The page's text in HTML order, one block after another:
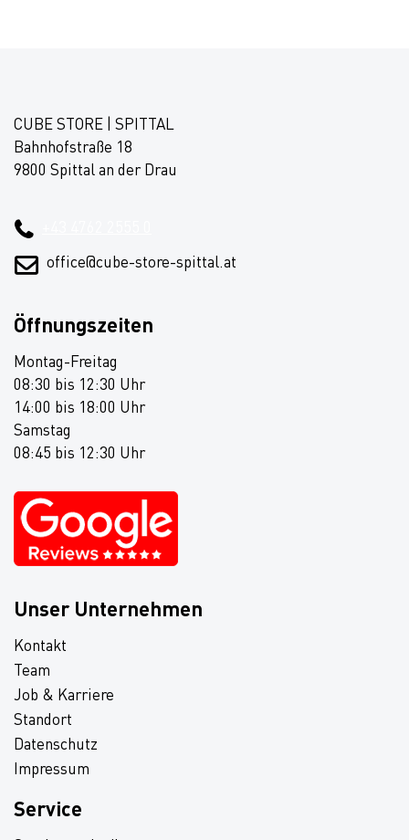
CUBE STORE | SPITTAL
Bahnhofstraße 18
9800 Spittal an der Drau
office@cube-store-spittal.at
Öffnungszeiten
Montag-Freitag
08:30 bis 12:30 Uhr
14:00 bis 18:00 Uhr
Samstag
08:45 bis 12:30 Uhr
Unser Unternehmen
Kontakt
Team
Job & Karriere
Standort
Datenschutz
Impressum
Service